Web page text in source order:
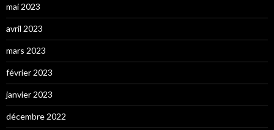
mai 2023
avril 2023
mars 2023
février 2023
janvier 2023
décembre 2022